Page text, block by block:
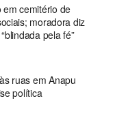
cemitério de
moradora diz
pela fé”
ruas em Anapu
política